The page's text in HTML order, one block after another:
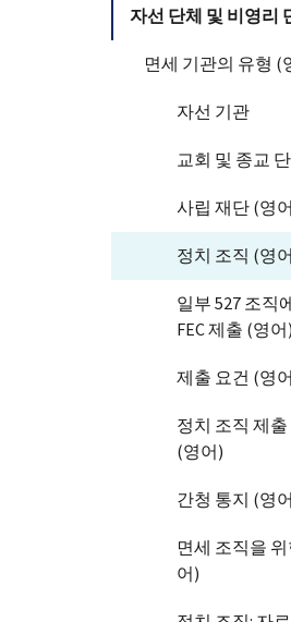
자선 단체 및 비영리
면세 기관의 유형 (
자선 기관
교회 및 종교
사립 재단 (영
정치 조직 (영
일부 527 조직
FEC 제출 (영어)
제출 요건 (영
정치 조직 제
(영어)
간청 통지 (영
면세 조직을
어)